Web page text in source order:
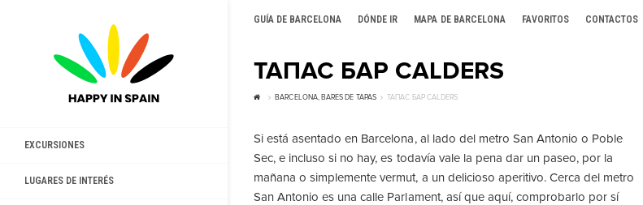
GUÍA DE BARCELONA DÓNDE IR MAPA DE BARCELONA FAVORITOS CONTACTOS
EXCURSIONES
LUGARES DE INTERÉS
ТАПАС БАР CALDERS
BARCELONA, ​​BARES DE TAPAS ТАПАС БАР CALDERS
Si está asentado en Barcelona, ​​al lado del metro San Antonio o Poble
Sec, e incluso si no hay, es todavía vale la pena dar un paseo, por la
mañana o simplemente vermut, a un delicioso aperitivo. Cerca del metro
San Antonio es una calle Parlament, así que aquí, comprobarlo por sí